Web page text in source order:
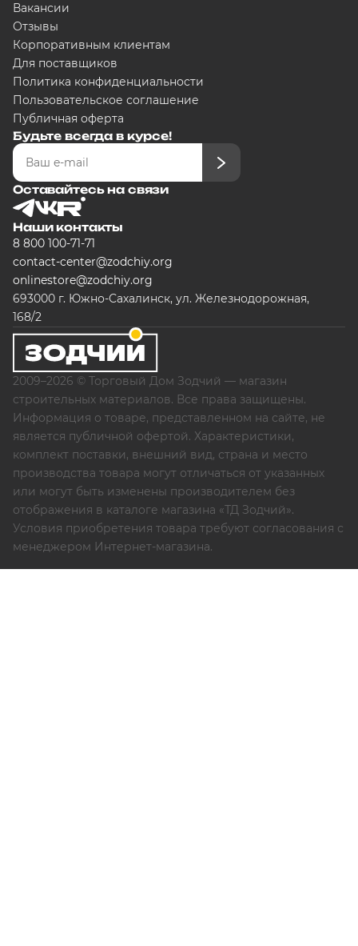
Вакансии
Отзывы
Корпоративным клиентам
Для поставщиков
Политика конфиденциальности
Пользовательское соглашение
Публичная оферта
Будьте всегда в курсе!
Оставайтесь на связи
Наши контакты
8 800 100-71-71
contact-center@zodchiy.org
onlinestore@zodchiy.org
693000 г. Южно-Сахалинск, ул. Железнодорожная,
168/2
2009–2026 © Торговый Дом Зодчий — магазин
строительных материалов. Все права защищены.
Информация о товаре, представленном на сайте, не
является публичной офертой. Характеристики,
комплект поставки, внешний вид, страна и место
производства товара могут отличаться от указанных
или могут быть изменены производителем без
отображения в каталоге магазина «ТД Зодчий».
Условия приобретения товара требуют согласования с
менеджером Интернет-магазина.